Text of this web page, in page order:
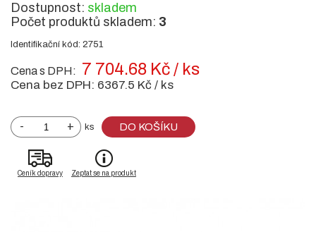
Dostupnost: skladem
Počet produktů skladem: 3
Identifikační kód: 2751
Cena s DPH: 7 704.68 Kč / ks
Cena bez DPH: 6367.5 Kč / ks
- + ks DO KOŠÍKU
Ceník dopravy Zeptat se na produkt